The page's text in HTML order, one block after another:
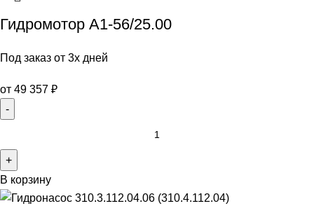
Гидромотор А1-56/25.00
Под заказ от 3х дней
от 49 357 ₽
В корзину